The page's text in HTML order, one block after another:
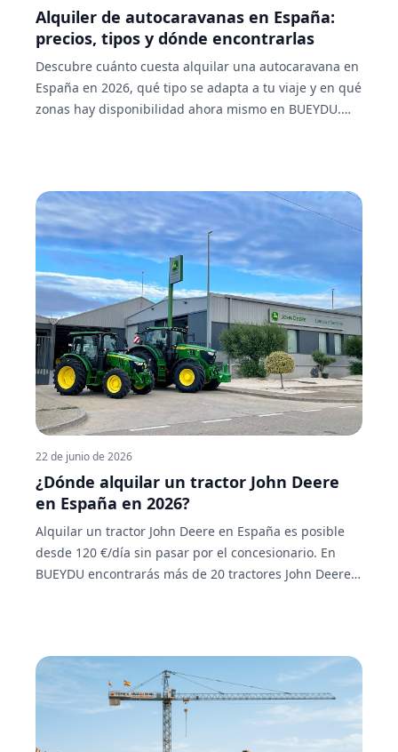
Alquiler de autocaravanas en España:
precios, tipos y dónde encontrarlas
Descubre cuánto cuesta alquilar una autocaravana en
España en 2026, qué tipo se adapta a tu viaje y en qué
zonas hay disponibilidad ahora mismo en BUEYDU.
22 de junio de 2026
¿Dónde alquilar un tractor John Deere
en España en 2026?
Alquilar un tractor John Deere en España es posible
desde 120 €/día sin pasar por el concesionario. En
BUEYDU encontrarás más de 20 tractores John Deere